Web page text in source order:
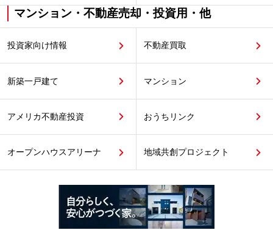
マンション・不動産売却・投資用・他
投資家向け情報 不動産買取
新築一戸建て マンション
アメリカ不動産投資 おうちリンク
オープンハウスアリーナ 地域共創プロジェクト